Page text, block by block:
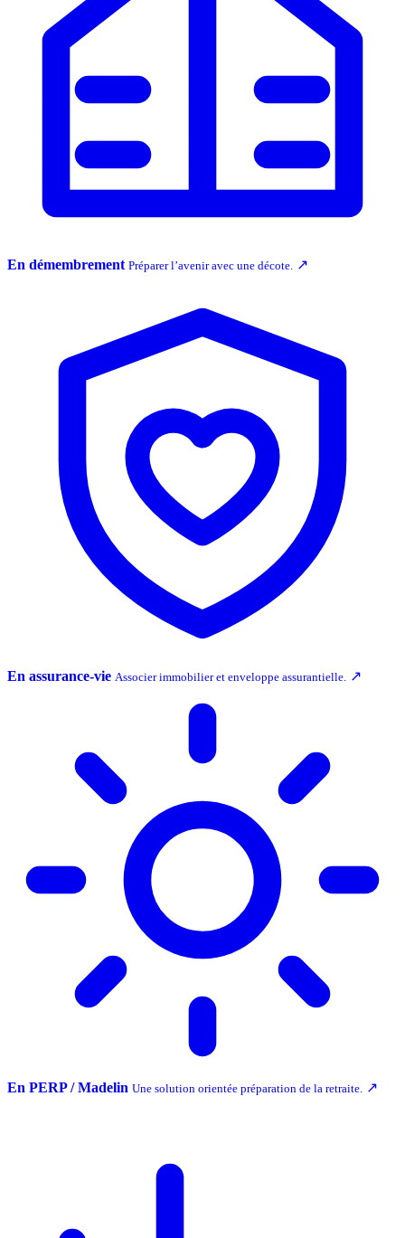
En démembrement Préparer l’avenir avec une décote. ↗
En assurance-vie Associer immobilier et enveloppe assurantielle. ↗
En PERP / Madelin Une solution orientée préparation de la retraite. ↗